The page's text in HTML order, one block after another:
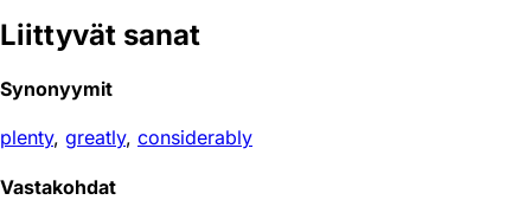
Liittyvät sanat
Synonyymit
plenty, greatly, considerably
Vastakohdat